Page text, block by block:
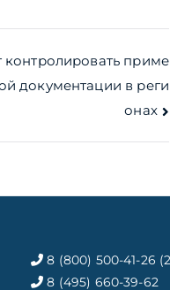
приме
документации в реги
онах
8 (800) 500-41-26
8 (495) 660-39-62